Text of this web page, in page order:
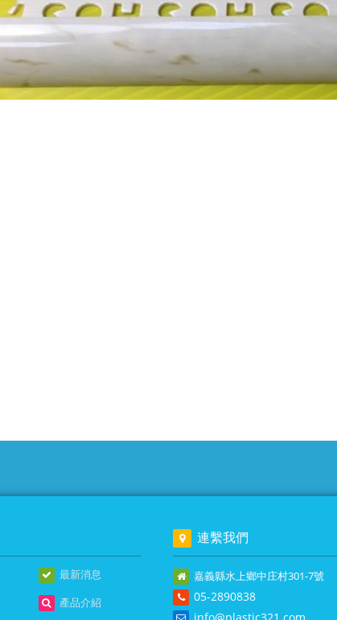
最新消息
產品介紹
連繫我們
嘉義縣水上鄉中庄村301-7號
05-2890838